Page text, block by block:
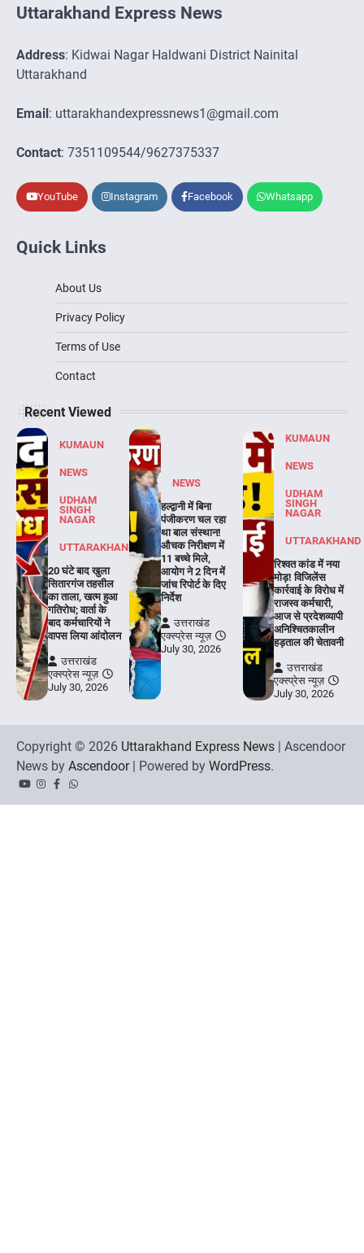
Uttarakhand Express News
Address: Kidwai Nagar Haldwani District Nainital
Uttarakhand
Email: uttarakhandexpressnews1@gmail.com
Contact: 7351109544/9627375337
YouTube Instagram Facebook Whatsapp
Quick Links
About Us
Privacy Policy
Terms of Use
Contact
Recent Viewed
KUMAUN
NEWS
UDHAM
SINGH
NAGAR
UTTARAKHAND
20 घंटे बाद खुला
सितारगंज तहसील
का ताला, खत्म हुआ
गतिरोध; वार्ता के
बाद कर्मचारियों ने
वापस लिया आंदोलन
उत्तराखंड
एक्स्प्रेस न्यूज़
July 30, 2026
NEWS
हल्द्वानी में बिना
पंजीकरण चल रहा
था बाल संस्थान!
औचक निरीक्षण में
11 बच्चे मिले,
आयोग ने 2 दिन में
जांच रिपोर्ट के दिए
निर्देश
उत्तराखंड
एक्स्प्रेस न्यूज़
July 30, 2026
KUMAUN
NEWS
UDHAM
SINGH
NAGAR
UTTARAKHAND
रिश्वत कांड में नया
मोड़! विजिलेंस
कार्रवाई के विरोध में
राजस्व कर्मचारी,
आज से प्रदेशव्यापी
अनिश्चितकालीन
हड़ताल की चेतावनी
उत्तराखंड
एक्स्प्रेस न्यूज़
July 30, 2026
Copyright © 2026 Uttarakhand Express News | Ascendoor
News by Ascendoor| Powered by WordPress.
YouTubeInstagram
Facebook
Whatsapp